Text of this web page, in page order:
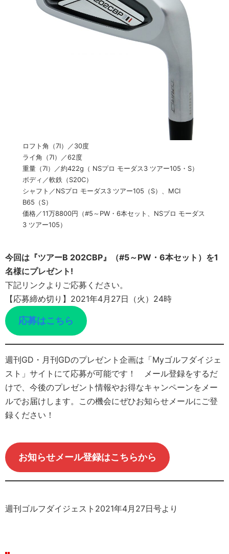
ロフト角（7I）／30度
ライ角（7I）／62度
重量（7I）／約422g（ NSプロ モーダス3 ツアー105・S）
ボディ／軟鉄（S20C）
シャフト／NSプロ モーダス3 ツアー105（S）、MCI
B65（S）
価格／11万8800円（#5～PW・6本セット、NSプロ モーダス
3 ツアー105）
今回は『ツアーB 202CBP』（#5～PW・6本セット）を1
名様にプレゼント!
下記リンクよりご応募ください。
【応募締め切り】2021年4月27日（火）24時
応募はこちら
週刊GD・月刊GDのプレゼント企画は「Myゴルフダイジェ
スト」サイトにて応募が可能です！ メール登録をするだ
けで、今後のプレゼント情報やお得なキャンペーンをメー
ルでお届けします。この機会にぜひお知らせメールにご登
録ください！
お知らせメール登録はこちらから
週刊ゴルフダイジェスト2021年4月27日号より